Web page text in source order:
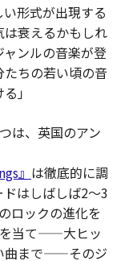
形式が出現する
衰えるかもしれ
ンルの音楽が登
ちの若い頃の音
」
は、英国のアン
』 は徹底的に調
はしばしば2〜3
ロックの進化を
を当て——大ヒッ
曲まで——そのジ